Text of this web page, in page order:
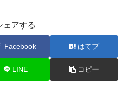
ェアする
Facebook はてブ
LINE コピー